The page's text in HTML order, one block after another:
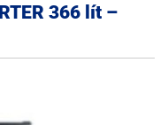
366 lít –